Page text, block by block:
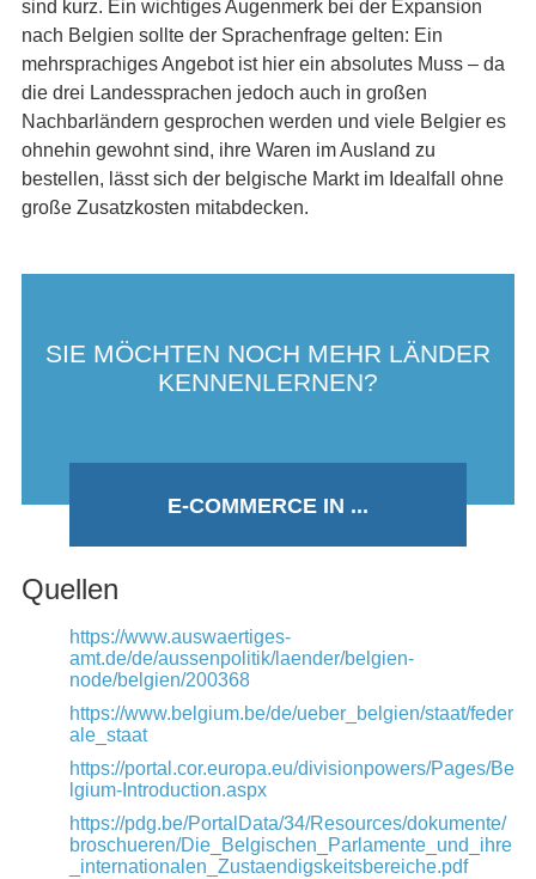
sind kurz. Ein wichtiges Augenmerk bei der Expansion
nach Belgien sollte der Sprachenfrage gelten: Ein
mehrsprachiges Angebot ist hier ein absolutes Muss – da
die drei Landessprachen jedoch auch in großen
Nachbarländern gesprochen werden und viele Belgier es
ohnehin gewohnt sind, ihre Waren im Ausland zu
bestellen, lässt sich der belgische Markt im Idealfall ohne
große Zusatzkosten mitabdecken.
SIE MÖCHTEN NOCH MEHR LÄNDER
KENNENLERNEN?
E-COMMERCE IN ...
Quellen
https://www.auswaertiges-
amt.de/de/aussenpolitik/laender/belgien-
node/belgien/200368
https://www.belgium.be/de/ueber_belgien/staat/feder
ale_staat
https://portal.cor.europa.eu/divisionpowers/Pages/Be
lgium-Introduction.aspx
https://pdg.be/PortalData/34/Resources/dokumente/
broschueren/Die_Belgischen_Parlamente_und_ihre
_internationalen_Zustaendigskeitsbereiche.pdf